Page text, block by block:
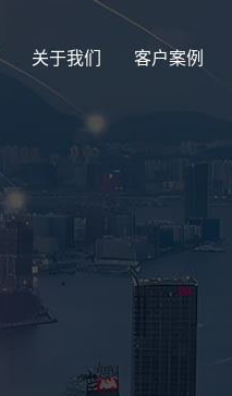
关于我们 客户案例